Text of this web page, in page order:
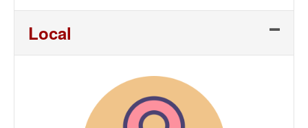
Link
Local